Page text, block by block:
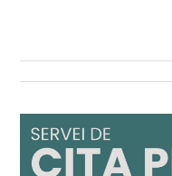
cacau Afrikao…